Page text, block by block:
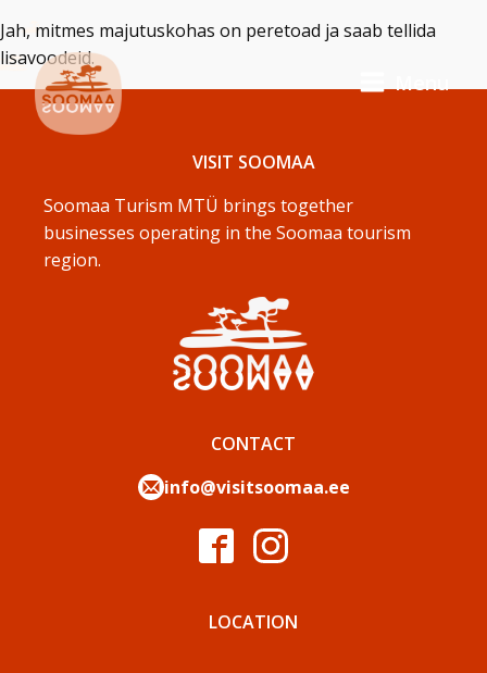
Menu
Jah, mitmes majutuskohas on peretoad ja saab tellida
lisavoodeid.
VISIT SOOMAA
Soomaa Turism MTÜ brings together
businesses operating in the Soomaa tourism
region.
CONTACT
info@visitsoomaa.ee
LOCATION